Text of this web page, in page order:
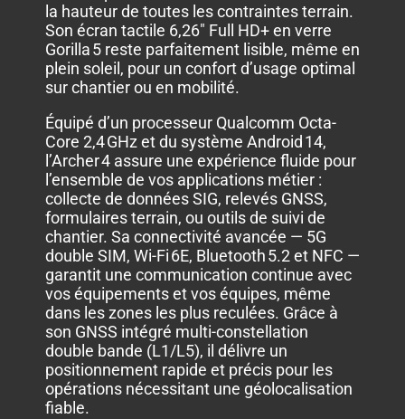
la hauteur de toutes les contraintes terrain.
Son écran tactile 6,26″ Full HD+ en verre
Gorilla 5 reste parfaitement lisible, même en
plein soleil, pour un confort d’usage optimal
sur chantier ou en mobilité.
Équipé d’un processeur Qualcomm Octa-
Core 2,4 GHz et du système Android 14,
l’Archer 4 assure une expérience fluide pour
l’ensemble de vos applications métier :
collecte de données SIG, relevés GNSS,
formulaires terrain, ou outils de suivi de
chantier. Sa connectivité avancée — 5G
double SIM, Wi-Fi 6E, Bluetooth 5.2 et NFC —
garantit une communication continue avec
vos équipements et vos équipes, même
dans les zones les plus reculées. Grâce à
son GNSS intégré multi-constellation
double bande (L1/L5), il délivre un
positionnement rapide et précis pour les
opérations nécessitant une géolocalisation
fiable.